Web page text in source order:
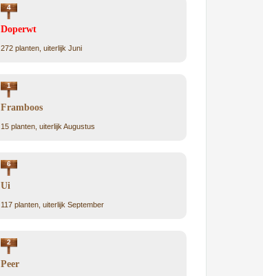
4
Doperwt
272 planten, uiterlijk Juni
1
Framboos
15 planten, uiterlijk Augustus
6
Ui
117 planten, uiterlijk September
2
Peer